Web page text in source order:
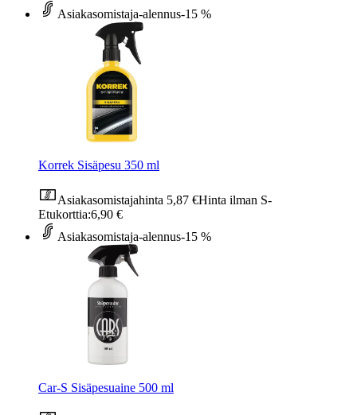
Asiakasomistaja-alennus-15 %
Korrek Sisäpesu 350 ml
Asiakasomistajahinta 5,87 €Hinta ilman S-
Etukorttia:6,90 €
Asiakasomistaja-alennus-15 %
Car-S Sisäpesuaine 500 ml